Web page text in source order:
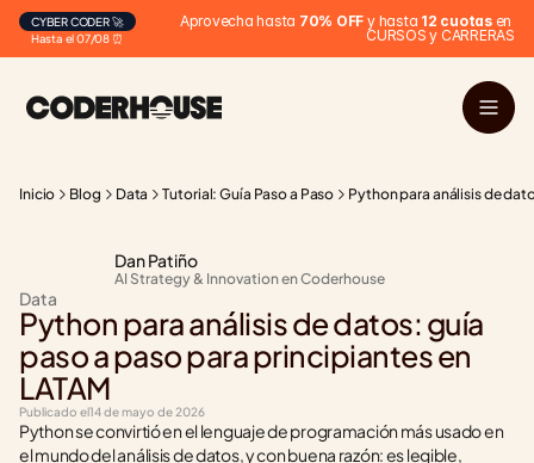
Hasta el 07/08 ⏰
CYBER CODER 🚀 Aprovecha hasta 70% OFF y hasta 12 cuotas en
CURSOS y CARRERAS
Inicio Blog Data Tutorial: Guía Paso a Paso Python para análisis de
Dan Patiño
AI Strategy & Innovation en Coderhouse
Data
Python para análisis de datos: guía
paso a paso para principiantes en
LATAM
Publicado el14 de mayo de 2026
Python se convirtió en el lenguaje de programación más usado en
el mundo del análisis de datos, y con buena razón: es legible,